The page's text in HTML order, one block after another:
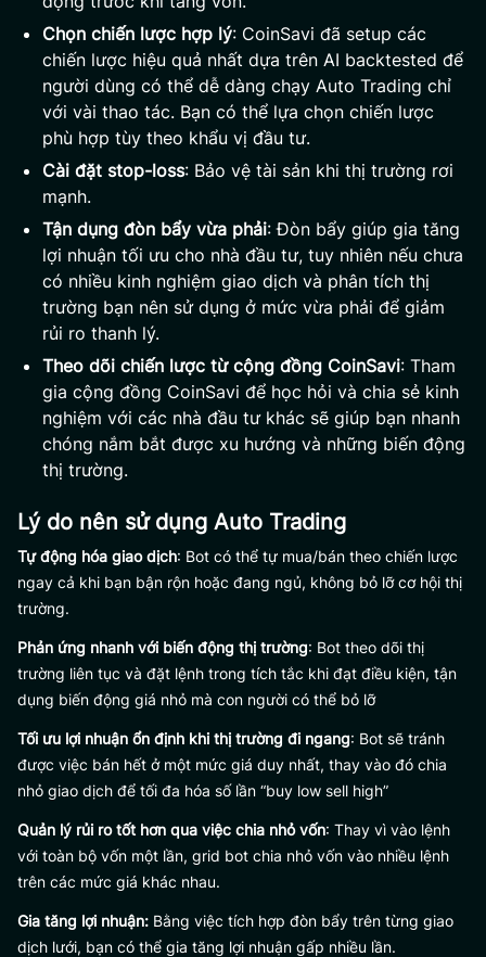
Chọn chiến lược hợp lý: CoinSavi đã setup các
chiến lược hiệu quả nhất dựa trên AI backtested để
người dùng có thể dễ dàng chạy Auto Trading chỉ
với vài thao tác. Bạn có thể lựa chọn chiến lược
phù hợp tùy theo khẩu vị đầu tư.
Cài đặt stop-loss: Bảo vệ tài sản khi thị trường rơi
mạnh.
Tận dụng đòn bẩy vừa phải: Đòn bẩy giúp gia tăng
lợi nhuận tối ưu cho nhà đầu tư, tuy nhiên nếu chưa
có nhiều kinh nghiệm giao dịch và phân tích thị
trường bạn nên sử dụng ở mức vừa phải để giảm
rủi ro thanh lý.
Theo dõi chiến lược từ cộng đồng CoinSavi: Tham
gia cộng đồng CoinSavi để học hỏi và chia sẻ kinh
nghiệm với các nhà đầu tư khác sẽ giúp bạn nhanh
chóng nắm bắt được xu hướng và những biến động
thị trường.
Lý do nên sử dụng Auto Trading
Tự động hóa giao dịch: Bot có thể tự mua/bán theo chiến lược
ngay cả khi bạn bận rộn hoặc đang ngủ, không bỏ lỡ cơ hội thị
trường.
Phản ứng nhanh với biến động thị trường: Bot theo dõi thị
trường liên tục và đặt lệnh trong tích tắc khi đạt điều kiện, tận
dụng biến động giá nhỏ mà con người có thể bỏ lỡ
Tối ưu lợi nhuận ổn định khi thị trường đi ngang: Bot sẽ tránh
được việc bán hết ở một mức giá duy nhất, thay vào đó chia
nhỏ giao dịch để tối đa hóa số lần “buy low sell high”
Quản lý rủi ro tốt hơn qua việc chia nhỏ vốn: Thay vì vào lệnh
với toàn bộ vốn một lần, grid bot chia nhỏ vốn vào nhiều lệnh
trên các mức giá khác nhau.
Gia tăng lợi nhuận: Bằng việc tích hợp đòn bẩy trên từng giao
dịch lưới, bạn có thể gia tăng lợi nhuận gấp nhiều lần.